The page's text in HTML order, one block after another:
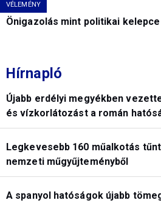
VÉLEMÉNY
Önigazolás mint politikai kelepce
Hírnapló
Újabb erdélyi megyékben
és vízkorlátozást a román
Legkevesebb 160 műalkotás
nemzeti műgyűjteményből
A spanyol hatóságok újabb